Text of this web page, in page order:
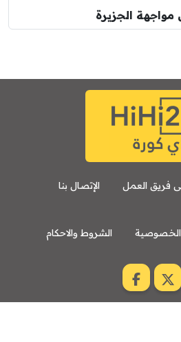
مواجهة الجزيرة
فريق العمل الإتصال بنا
الشروط والاحكام